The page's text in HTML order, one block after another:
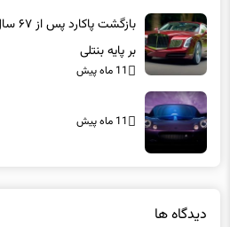
بر پایه بنتلی
11 ماه پیش
11 ماه پیش
دیدگاه ها